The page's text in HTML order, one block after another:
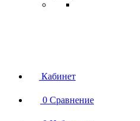
Кабинет
0 Сравнение